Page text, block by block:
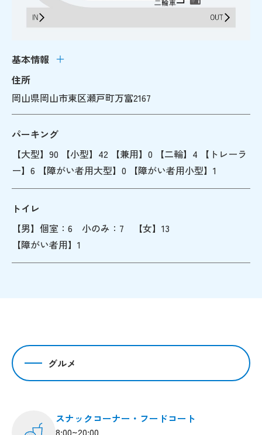
基本情報
住所
岡山県岡山市東区瀬戸町万富2167
パーキング
【大型】90 【小型】42 【兼用】0 【二輪】4 【トレーラ
ー】6 【障がい者用大型】0 【障がい者用小型】1
トイレ
【男】個室：6 小のみ：7 【女】13
【障がい者用】1
グルメ
スナックコーナー・フードコート
8:00~20:00